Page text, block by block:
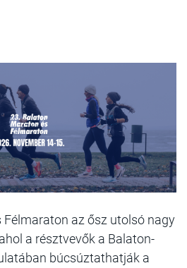
az ősz utolsó nagy
a résztvevők a Balaton-
búcsúztathatják a